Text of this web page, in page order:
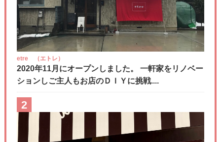
etre （エトレ）
2020年11月にオープンしました。 一軒家をリノベー
ションしご主人もお店のＤＩＹに挑戦....
2